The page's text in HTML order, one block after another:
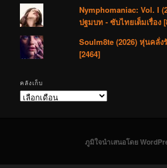
Nymphomaniac: Vol. I
ปฐมบท - ซับไทยเต็มเรื่อง
Soulm8te (2026) หุ่นคลั่ง
[2464]
คลังเก็บ
คลัง
ภูมิใจนำเสนอโดย